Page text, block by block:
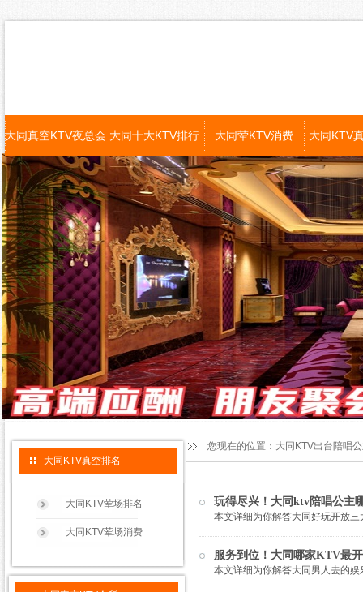
大同真空KTV夜总会 大同十大KTV排行 大同荤KTV消费 大同KTV
玩得尽兴！大同ktv陪唱公主
本文详细为你解答大同好玩开放
服务到位！大同哪家KTV最
本文详细为你解答大同男人去的
您现在的位置： 大同KTV出台陪唱
大同KTV真空排名
大同KTV荤场排名
大同KTV荤场消费